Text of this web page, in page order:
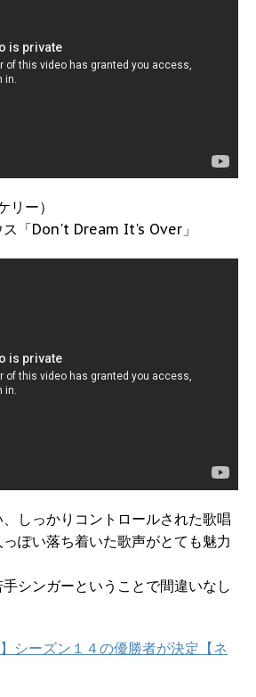
ー）
ス「Don't Dream It's Over」
しっかりコントロールされた歌唱
ぽい落ち着いた歌声がとても魅力
シンガーということで間違いなし
シーズン１４の優勝者が決定【ネ